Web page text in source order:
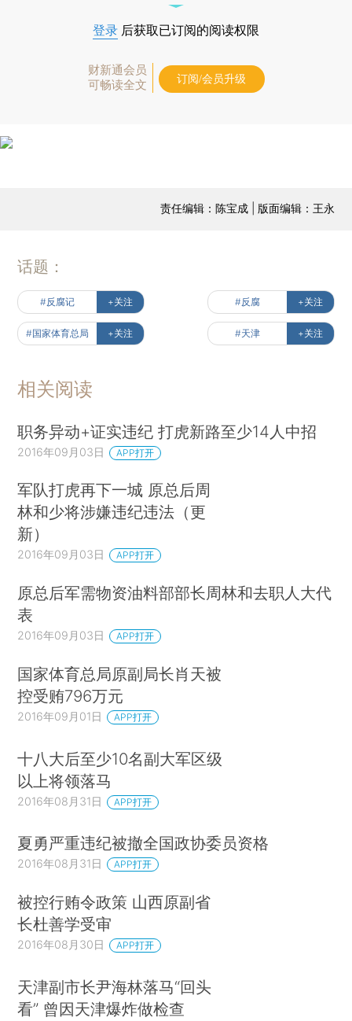
登录 后获取已订阅的阅读权限
财新通会员
可畅读全文
订阅/会员升级
责任编辑：陈宝成 | 版面编辑：王永
话题：
#反腐记 +关注 #反腐 +关注
#国家体育总局 +关注 #天津 +关注
相关阅读
职务异动+证实违纪 打虎新路至少14人中招
2016年09月03日 APP打开
军队打虎再下一城 原总后周
林和少将涉嫌违纪违法（更
新）
2016年09月03日 APP打开
原总后军需物资油料部部长周林和去职人大代
表
2016年09月03日 APP打开
国家体育总局原副局长肖天被
控受贿796万元
2016年09月01日 APP打开
十八大后至少10名副大军区级
以上将领落马
2016年08月31日 APP打开
夏勇严重违纪被撤全国政协委员资格
2016年08月31日 APP打开
被控行贿令政策 山西原副省
长杜善学受审
2016年08月30日 APP打开
天津副市长尹海林落马“回头
看” 曾因天津爆炸做检查